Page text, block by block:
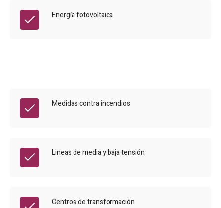
Energía fotovoltaica
Medidas contra incendios
Lineas de media y baja tensión
Centros de transformación